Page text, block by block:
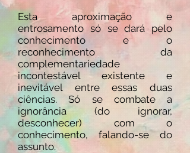
Esta aproximação e
entrosamento só se dará pelo
conhecimento e o
reconhecimento da
complementariedade
incontestável existente e
inevitável entre essas duas
ciências. Só se combate a
ignorância (do ignorar,
desconhecer) com o
conhecimento, falando-se do
assunto.